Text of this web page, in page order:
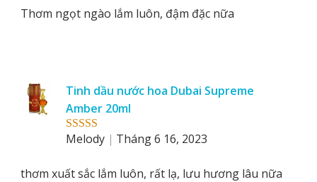
Thơm ngọt ngào lắm luôn, đậm đặc nữa
Rated5out
Tinh dầu nước hoa Dubai Supreme
Amber 20ml
Melody
Tháng 6 16, 2023
thơm xuất sắc lắm luôn, rất lạ, lưu hương lâu nữa